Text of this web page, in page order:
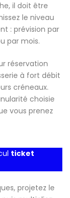
il doit être
le niveau
: prévision par
par mois.
réservation
à fort débit
créneaux.
choisie
vous prenez
ticket
projetez le